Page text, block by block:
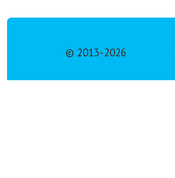
© 2013-2026